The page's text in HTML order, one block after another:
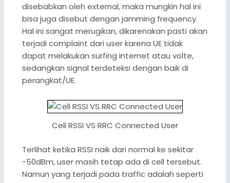
disebabkan oleh external, maka mungkin hal ini
bisa juga disebut dengan jamming frequency.
Hal ini sangat merugikan, dikarenakan pasti akan
terjadi complaint dari user karena UE tidak
dapat melakukan surfing internet atau volte,
sedangkan signal terdeteksi dengan baik di
perangkat/UE.
Cell RSSI VS RRC Connected User
Terlihat ketika RSSI naik dari normal ke sekitar
-50dBm, user masih tetap ada di cell tersebut.
Namun yang terjadi pada traffic adalah seperti